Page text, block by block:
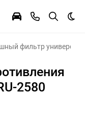
фильтр
2580